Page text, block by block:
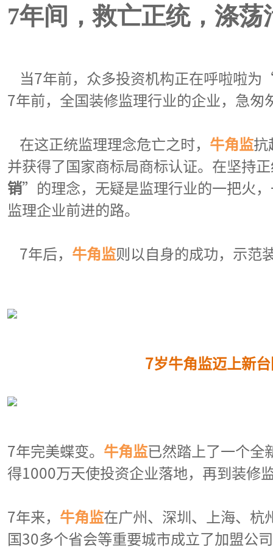
7年间，救亡正统，涤荡
当7年前 ， 众多投资机构正在呼啦啦为
7年前，全国装修监理行业的企业，急
在这正统监理理念危亡之时， 牛角监抗
并获得了国家商标局商标认证。在坚持
销”的理念，无疑是监理行业的一把火
监理企业前进的路。
7年后， 牛角监则以自身的成功，示范
7岁牛角监迈上新
7年完美蝶变。 牛角监已然踏上了一个全
得1000万天使投资企业落地，再到装修
7年来， 牛角监在广州、深圳、上海、杭
国30多个省会等重要城市成立了加盟公